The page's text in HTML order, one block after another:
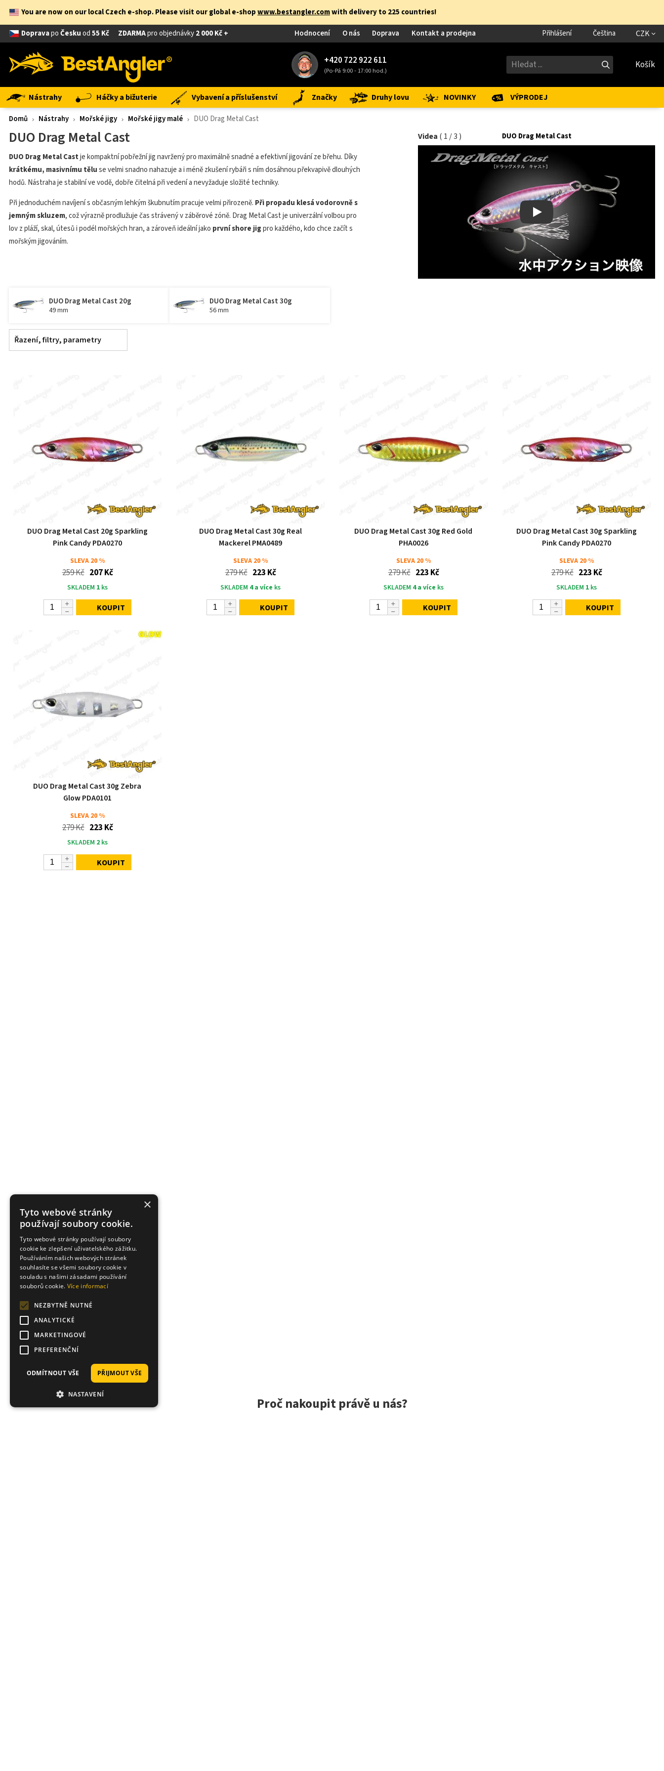
You are now on our local Czech e-shop. Please visit our global e-shopwww.bestangler.comwith delivery to 225 countries!
DopravapoČeskuod55 Kč ZDARMApro objednávky2 000 Kč + Hodnocení O nás Doprava Kontakt a prodejna Přihlášení Čeština CZK
+420 722 922 611
(Po-Pá 9:00 - 17:00 hod.) Košík
Nástrahy Háčky a bižuterie Vybavení a příslušenství Značky Druhy lovu NOVINKY VÝPRODEJ
Domů Nástrahy Mořské jigy Mořské jigy malé DUO Drag Metal Cast
Videa ( 1 /3 ) DUO Drag Metal Cast
Play
DUO Drag Metal Cast
DUO Drag Metal Castje kompaktní pobřežní jig navržený pro maximálně snadné a efektivní jigování ze břehu. Díky
krátkému, masivnímu těluse velmi snadno nahazuje a i méně zkušení rybáři s ním dosáhnou překvapivě dlouhých
hodů. Nástraha je stabilní ve vodě, dobře čitelná při vedení a nevyžaduje složité techniky.
Při jednoduchém navíjení s občasným lehkým škubnutím pracuje velmi přirozeně. Při propadu klesá vodorovně s
jemným skluzem, což výrazně prodlužuje čas strávený v záběrové zóně. Drag Metal Cast je univerzální volbou pro
lov z pláží, skal, útesů i podél mořských hran, a zároveň ideální jako první shore jigpro každého, kdo chce začít s
mořským jigováním.
DUO Drag Metal Cast 20g
49 mm
DUO Drag Metal Cast 30g
56 mm
Řazení, filtry, parametry
DUO Drag Metal Cast 20g Sparkling
Pink Candy PDA0270
SLEVA 20 %
259 Kč 207 Kč
SKLADEM 1 ks
KOUPIT
DUO Drag Metal Cast 30g Real
Mackerel PMA0489
SLEVA 20 %
279 Kč 223 Kč
SKLADEM 4 a více ks
KOUPIT
DUO Drag Metal Cast 30g Red Gold
PHA0026
SLEVA 20 %
279 Kč 223 Kč
SKLADEM 4 a více ks
KOUPIT
DUO Drag Metal Cast 30g Sparkling
Pink Candy PDA0270
SLEVA 20 %
279 Kč 223 Kč
SKLADEM 1 ks
KOUPIT
DUO Drag Metal Cast 30g Zebra
Glow PDA0101
SLEVA 20 %
279 Kč 223 Kč
SKLADEM 2 ks
KOUPIT
Proč nakoupit právě u nás?
×
Tyto webové stránky
používají soubory cookie.
Tyto webové stránky používají soubory
cookie ke zlepšení uživatelského zážitku.
Používáním našich webových stránek
souhlasíte se všemi soubory cookie v
souladu s našimi zásadami používání
souborů cookie. Více informací
NEZBYTNĚ NUTNÉ
ANALYTICKÉ
MARKETINGOVÉ
PREFERENČNÍ
PŘIJMOUT VŠE
ODMÍTNOUT VŠE
NASTAVENÍ